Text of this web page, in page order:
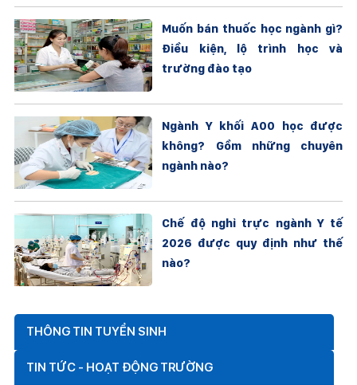
Muốn bán thuốc học ngành gì?
Điều kiện, lộ trình học và
trường đào tạo
Ngành Y khối A00 học được
không? Gồm những chuyên
ngành nào?
Chế độ nghỉ trực ngành Y tế
2026 được quy định như thế
nào?
THÔNG TIN TUYỂN SINH
TIN TỨC - HOẠT ĐỘNG TRƯỜNG